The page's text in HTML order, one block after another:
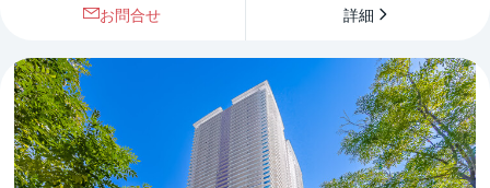
お問合せ 詳細